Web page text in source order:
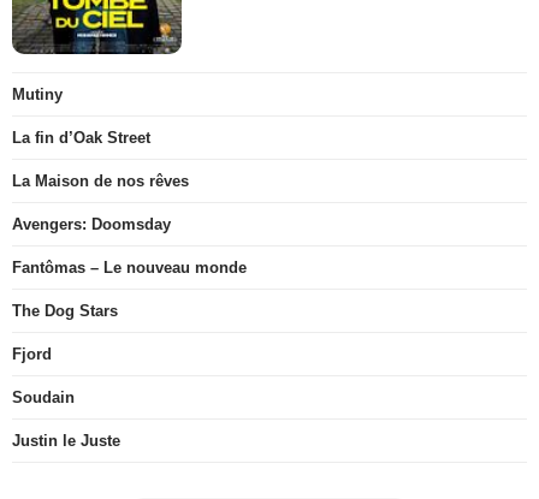
Mutiny
La fin d’Oak Street
La Maison de nos rêves
Avengers: Doomsday
Fantômas – Le nouveau monde
The Dog Stars
Fjord
Soudain
Justin le Juste